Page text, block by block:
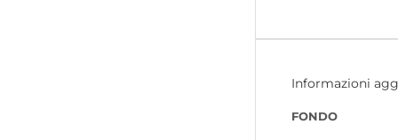
Informazioni
FONDO